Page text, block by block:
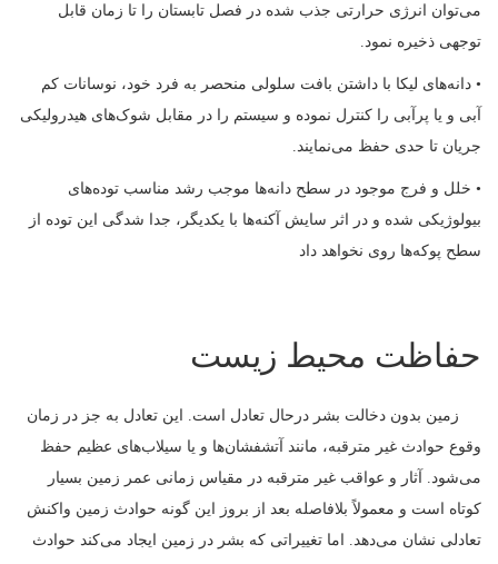
می‌توان انرژی حرارتی جذب شده در فصل تابستان را تا زمان قابل
توجهی ذخیره نمود.
• دانه‌های لیکا با داشتن بافت سلولی منحصر به فرد خود، نوسانات کم
آبی و یا پرآبی را کنترل نموده و سیستم را در مقابل شوک‌های هیدرولیکی
جریان تا حدی حفظ می‌نمایند.
• خلل و فرج موجود در سطح دانه‌ها موجب رشد مناسب توده‌های
بیولوژیکی شده و در اثر سایش آکنه‌ها با یکدیگر، جدا شدگی این توده از
سطح پوکه‌ها روی نخواهد داد
حفاظت محیط زیست
زمین بدون دخالت بشر درحال تعادل است. این تعادل به جز در زمان
وقوع حوادث غیر مترقبه، ‌مانند آتشفشان‌ها و یا سیلاب‌های عظیم حفظ
می‌شود. آثار و عواقب غیر مترقبه در مقیاس زمانی عمر زمین بسیار
کوتاه است و معمولاً بلافاصله بعد از بروز این گونه حوادث زمین واکنش
تعادلی نشان می‌دهد. اما تغییراتی که بشر در زمین ایجاد می‌کند حوادث